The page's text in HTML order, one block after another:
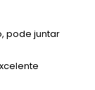
pode juntar